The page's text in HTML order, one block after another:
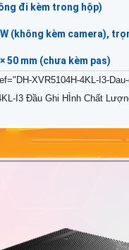
đi kèm trong hộp)
(không kèm camera),
50 mm (chưa kèm pas)
XVR5104H-4KL-I3-
I3 Đầu Ghi HÌnh Chất